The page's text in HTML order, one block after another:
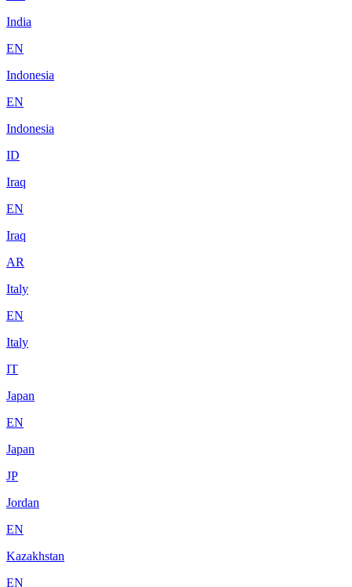
India
EN
Indonesia
EN
Indonesia
ID
Iraq
EN
Iraq
AR
Italy
EN
Italy
IT
Japan
EN
Japan
JP
Jordan
EN
Kazakhstan
EN